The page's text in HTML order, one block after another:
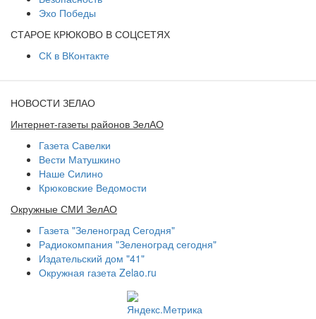
Эхо Победы
СТАРОЕ КРЮКОВО В СОЦСЕТЯХ
СК в ВКонтакте
НОВОСТИ ЗЕЛАО
Интернет-газеты районов ЗелАО
Газета Савелки
Вести Матушкино
Наше Силино
Крюковские Ведомости
Окружные СМИ ЗелАО
Газета "Зеленоград Сегодня"
Радиокомпания "Зеленоград сегодня"
Издательский дом "41"
Окружная газета Zelao.ru